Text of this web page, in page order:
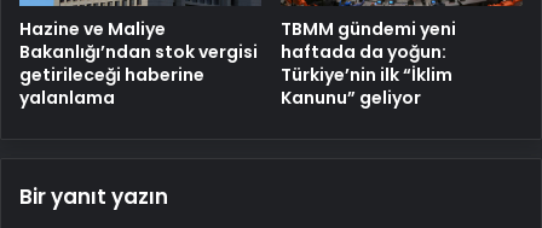
Hazine ve Maliye
Bakanlığı’ndan stok vergisi
getirileceği haberine
yalanlama
TBMM gündemi yeni
haftada da yoğun:
Türkiye’nin ilk “İklim
Kanunu” geliyor
Bir yanıt yazın